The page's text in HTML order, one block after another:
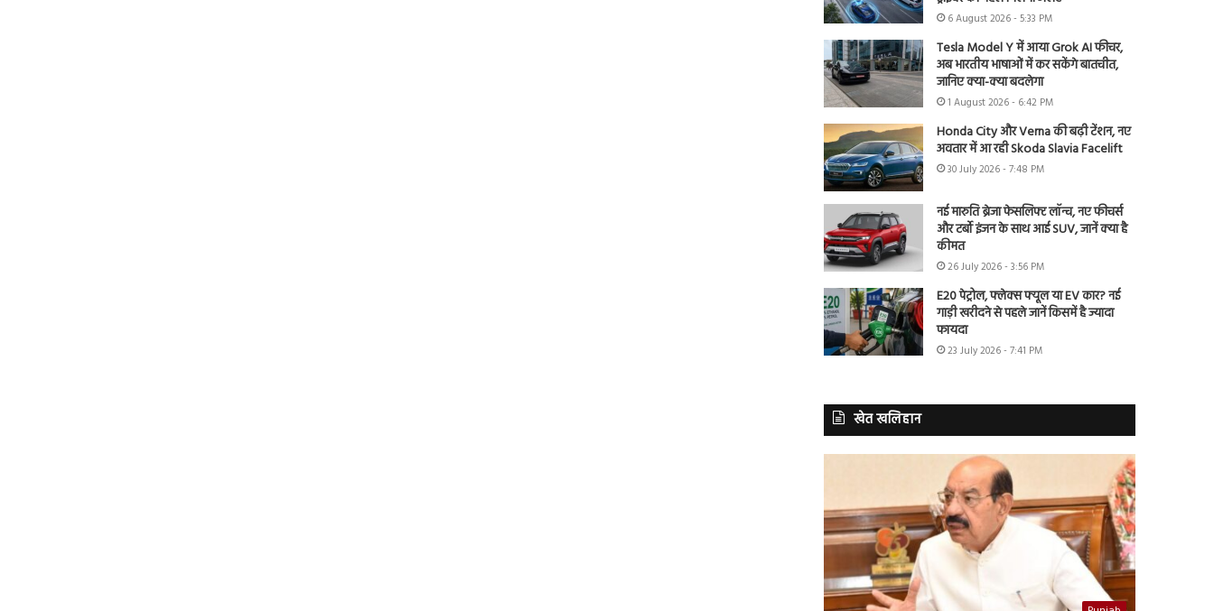
6 August 2026 - 5:33 PM
Tesla Model Y में आया Grok AI फीचर,
अब भारतीय भाषाओं में कर सकेंगे बातचीत,
जानिए क्या-क्या बदलेगा
1 August 2026 - 6:42 PM
Honda City और Verna की बढ़ी टेंशन, नए
अवतार में आ रही Skoda Slavia Facelift
30 July 2026 - 7:48 PM
नई मारुति ब्रेजा फेसलिफ्ट लॉन्च, नए फीचर्स
और टर्बो इंजन के साथ आई SUV, जानें क्या है
कीमत
26 July 2026 - 3:56 PM
E20 पेट्रोल, फ्लेक्स फ्यूल या EV कार? नई
गाड़ी खरीदने से पहले जानें किसमें है ज्यादा
फायदा
23 July 2026 - 7:41 PM
खेत खलिहान